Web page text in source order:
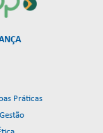
Práticas